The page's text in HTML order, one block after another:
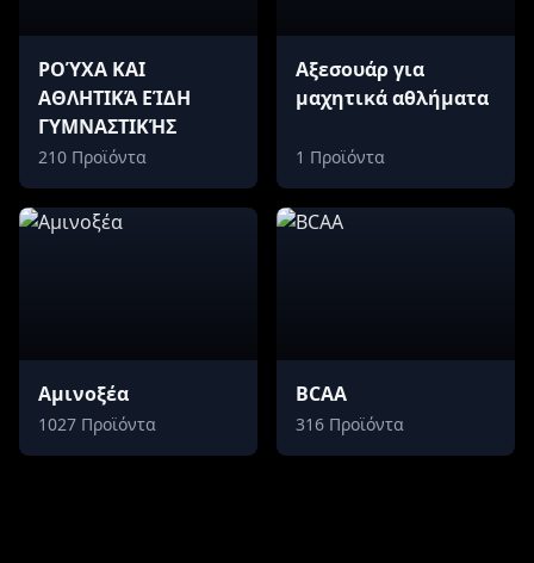
ΡΟΎΧΑ ΚΑΙ
ΑΘΛΗΤΙΚΆ ΕΊΔΗ
ΓΥΜΝΑΣΤΙΚΉΣ
210 Προϊόντα
Αξεσουάρ για
μαχητικά αθλήματα
1 Προϊόντα
Aμινοξέα
1027 Προϊόντα
BCAA
316 Προϊόντα